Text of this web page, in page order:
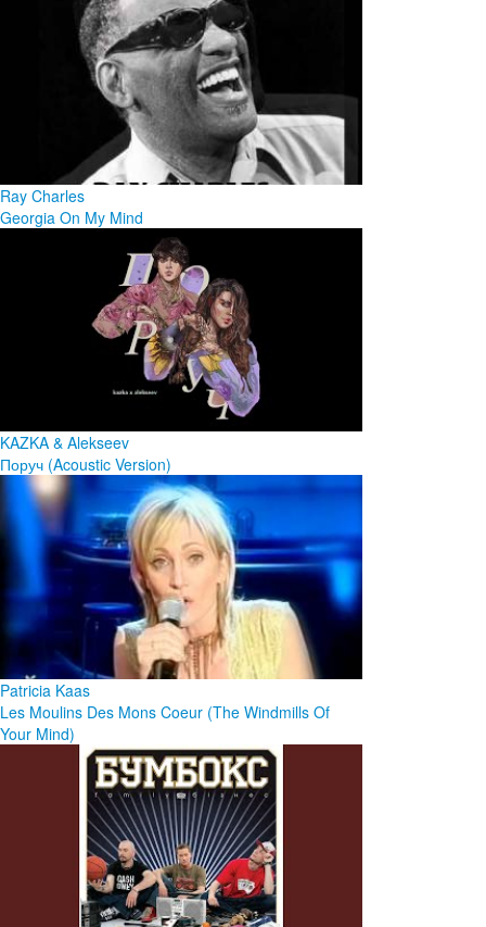
Ray Charles
Georgia On My Mind
KAZKA & Alekseev
Поруч (Acoustic Version)
Patricia Kaas
Les Moulins Des Mons Coeur (The Windmills Of
Your Mind)